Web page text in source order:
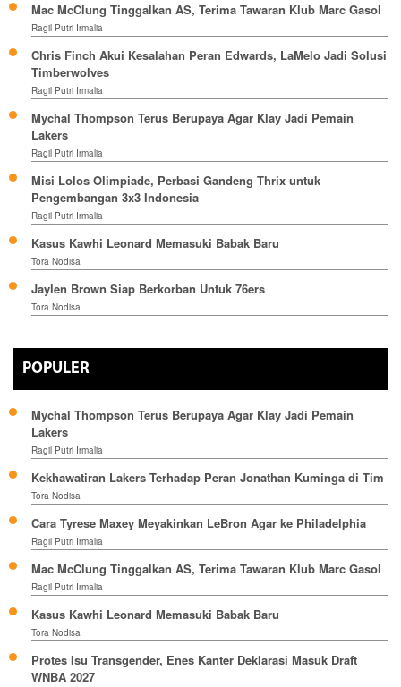
Mac McClung Tinggalkan AS, Terima Tawaran Klub Marc Gasol
Ragil Putri Irmalia
Chris Finch Akui Kesalahan Peran Edwards, LaMelo Jadi Solusi
Timberwolves
Ragil Putri Irmalia
Mychal Thompson Terus Berupaya Agar Klay Jadi Pemain
Lakers
Ragil Putri Irmalia
Misi Lolos Olimpiade, Perbasi Gandeng Thrix untuk
Pengembangan 3x3 Indonesia
Ragil Putri Irmalia
Kasus Kawhi Leonard Memasuki Babak Baru
Tora Nodisa
Jaylen Brown Siap Berkorban Untuk 76ers
Tora Nodisa
POPULER
Mychal Thompson Terus Berupaya Agar Klay Jadi Pemain
Lakers
Ragil Putri Irmalia
Kekhawatiran Lakers Terhadap Peran Jonathan Kuminga di Tim
Tora Nodisa
Cara Tyrese Maxey Meyakinkan LeBron Agar ke Philadelphia
Ragil Putri Irmalia
Mac McClung Tinggalkan AS, Terima Tawaran Klub Marc Gasol
Ragil Putri Irmalia
Kasus Kawhi Leonard Memasuki Babak Baru
Tora Nodisa
Protes Isu Transgender, Enes Kanter Deklarasi Masuk Draft
WNBA 2027